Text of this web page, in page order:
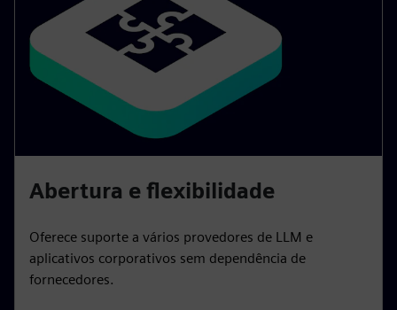
Abertura e flexibilidade
Oferece suporte a vários provedores de LLM e
aplicativos corporativos sem dependência de
fornecedores.